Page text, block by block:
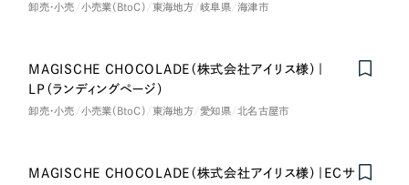
卸売・小売 小売業（BtoC） 東海地方 岐阜県 海津市
Nominee
MAGISCHE CHOCOLADE（株式会社アイリス様）｜
LP（ランディングページ）
卸売・小売 小売業（BtoC） 東海地方 愛知県 北名古屋市
MAGISCHE CHOCOLADE（株式会社アイリス様）｜ECサ